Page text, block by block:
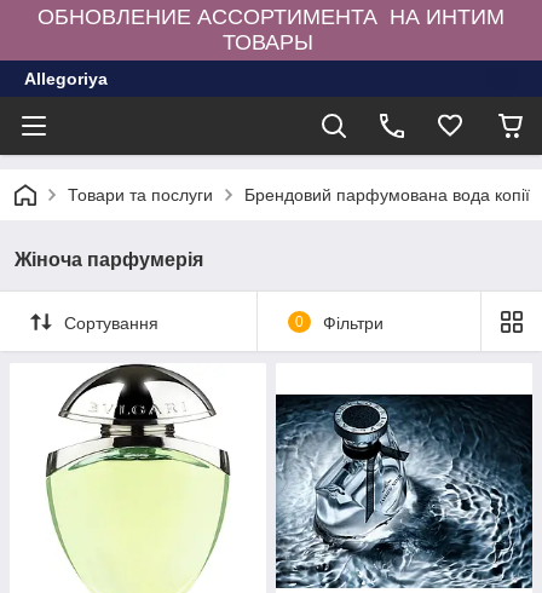
ОБНОВЛЕНИЕ АССОРТИМЕНТА НА ИНТИМ
ТОВАРЫ
Allegoriya
Товари та послуги Брендовий парфумована вода копії
Жіноча парфумерія
Сортування 0 Фільтри